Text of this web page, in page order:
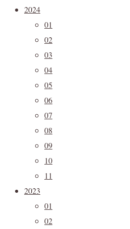
2024
01
02
03
04
05
06
07
08
09
10
11
2023
01
02